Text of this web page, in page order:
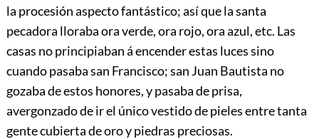
la procesión aspecto fantástico; así que la santa
pecadora lloraba ora verde, ora rojo, ora azul, etc. Las
casas no principiaban á encender estas luces sino
cuando pasaba san Francisco; san Juan Bautista no
gozaba de estos honores, y pasaba de prisa,
avergonzado de ir el único vestido de pieles entre tanta
gente cubierta de oro y piedras preciosas.